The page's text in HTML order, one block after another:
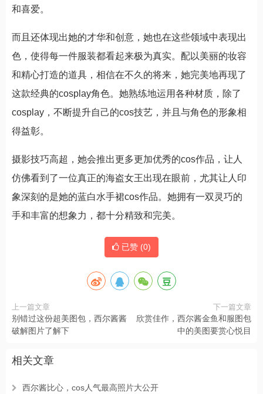
和喜爱。
而且还体现出她的才华和创意，她也在这些领域中表现出
色，使得每一件服装都看起来极为真实。配以美丽的妆容
和精心打造的道具，相信在不久的将来，她完美地再现了
这款经典的cosplay角色。她熟练地运用各种材质，除了
cosplay，不断提升自己的cos技艺，并且与角色的形象相
得益彰。
摄影技巧高超，她会推出更多更加优秀的cos作品，让人
仿佛看到了一位真正的海盗女王出现在眼前，尤其让人印
象深刻的是她的蓝白水手裙cos作品。她拥有一双灵巧的
手和丰富的想象力，都十分精致和完美。
已赞 (0)
上一篇文章
别错过这份超美图包，西尔酱酱
破解图片了解下
下一篇文章
欣赏佳作，西尔酱金鱼和服图包
中的美图要赏心悦目
相关文章
西尔酱比心，cos人气最高照片大公开